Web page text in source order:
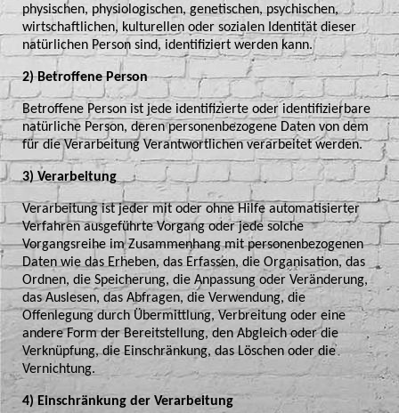
physischen, physiologischen, genetischen, psychischen,
wirtschaftlichen, kulturellen oder sozialen Identität dieser
natürlichen Person sind, identifiziert werden kann.
2) Betroffene Person
Betroffene Person ist jede identifizierte oder identifizierbare
natürliche Person, deren personenbezogene Daten von dem
für die Verarbeitung Verantwortlichen verarbeitet werden.
3) Verarbeitung
Verarbeitung ist jeder mit oder ohne Hilfe automatisierter
Verfahren ausgeführte Vorgang oder jede solche
Vorgangsreihe im Zusammenhang mit personenbezogenen
Daten wie das Erheben, das Erfassen, die Organisation, das
Ordnen, die Speicherung, die Anpassung oder Veränderung,
das Auslesen, das Abfragen, die Verwendung, die
Offenlegung durch Übermittlung, Verbreitung oder eine
andere Form der Bereitstellung, den Abgleich oder die
Verknüpfung, die Einschränkung, das Löschen oder die
Vernichtung.
4) Einschränkung der Verarbeitung